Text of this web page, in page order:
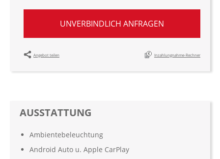
UNVERBINDLICH ANFRAGEN
Angebot teilen Inzahlungnahme-Rechner
AUSSTATTUNG
Ambientebeleuchtung
Android Auto u. Apple CarPlay